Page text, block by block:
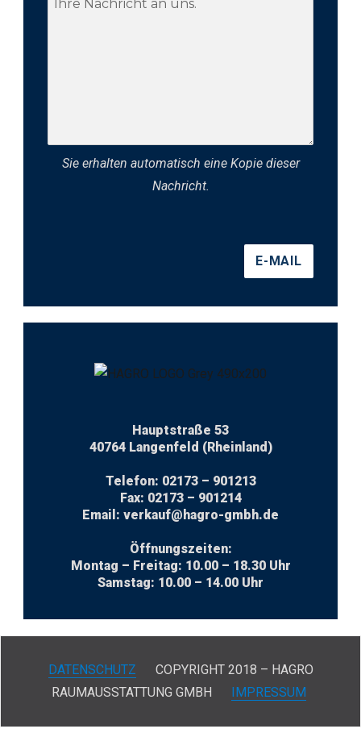
Sie erhalten automatisch eine Kopie dieser
Nachricht.
Hauptstraße 53
40764 Langenfeld (Rheinland)
Telefon: 02173 – 901213
Fax: 02173 – 901214
Email: verkauf@hagro-gmbh.de
Öffnungszeiten:
Montag – Freitag: 10.00 – 18.30 Uhr
Samstag: 10.00 – 14.00 Uhr
DATENSCHUTZ COPYRIGHT 2018 – HAGRO
RAUMAUSSTATTUNG GMBH IMPRESSUM